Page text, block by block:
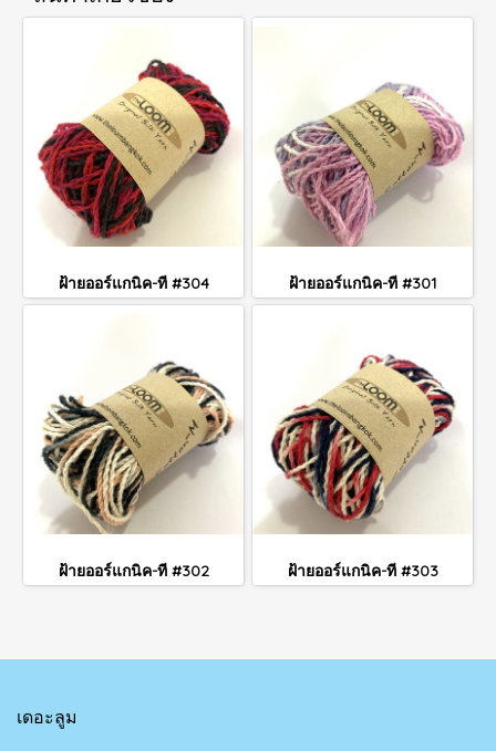
ฝ้ายออร์แกนิค-ที #304 ฝ้ายออร์แกนิค-ที #301
ฝ้ายออร์แกนิค-ที #302 ฝ้ายออร์แกนิค-ที #303
เดอะลูม